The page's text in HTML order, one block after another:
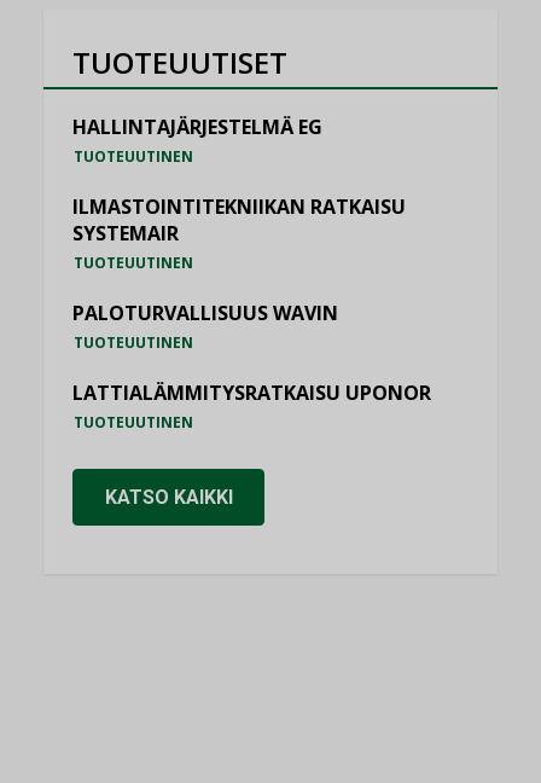
TUOTEUUTISET
HALLINTAJÄRJESTELMÄ EG
TUOTEUUTINEN
ILMASTOINTITEKNIIKAN RATKAISU
SYSTEMAIR
TUOTEUUTINEN
PALOTURVALLISUUS WAVIN
TUOTEUUTINEN
LATTIALÄMMITYSRATKAISU UPONOR
TUOTEUUTINEN
KATSO KAIKKI